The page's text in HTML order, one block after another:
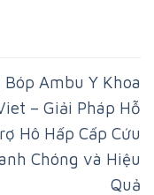
Bóp Ambu Y Khoa
– Giải Pháp Hỗ
Hô Hấp Cấp Cứu
Chóng và Hiệu
Quả